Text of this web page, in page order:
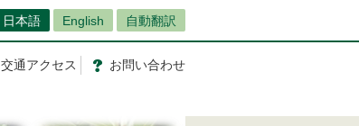
日本語 English 自動翻訳
交通アクセス お問い合わせ